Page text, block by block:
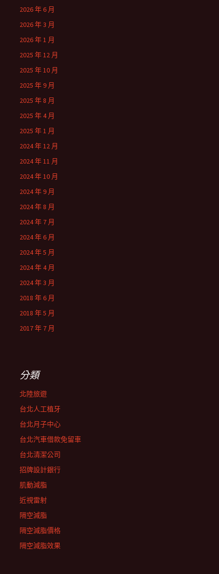
2026 年 6 月
2026 年 3 月
2026 年 1 月
2025 年 12 月
2025 年 10 月
2025 年 9 月
2025 年 8 月
2025 年 4 月
2025 年 1 月
2024 年 12 月
2024 年 11 月
2024 年 10 月
2024 年 9 月
2024 年 8 月
2024 年 7 月
2024 年 6 月
2024 年 5 月
2024 年 4 月
2024 年 3 月
2018 年 6 月
2018 年 5 月
2017 年 7 月
分類
北陸旅遊
台北人工植牙
台北月子中心
台北汽車借款免留車
台北清潔公司
招牌設計銀行
肌動減脂
近視雷射
隔空減脂
隔空減脂價格
隔空減脂效果